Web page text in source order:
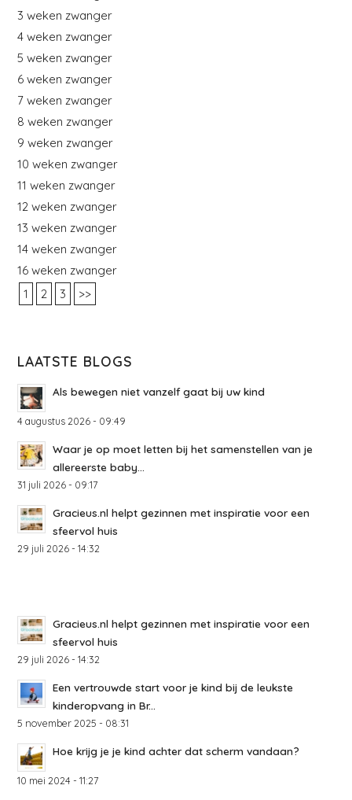
3 weken zwanger
4 weken zwanger
5 weken zwanger
6 weken zwanger
7 weken zwanger
8 weken zwanger
9 weken zwanger
10 weken zwanger
11 weken zwanger
12 weken zwanger
13 weken zwanger
14 weken zwanger
16 weken zwanger
1
2 3 >>
LAATSTE BLOGS
Als bewegen niet vanzelf gaat bij uw kind
4 augustus 2026 - 09:49
Waar je op moet letten bij het samenstellen van je
allereerste baby...
31 juli 2026 - 09:17
Gracieus.nl helpt gezinnen met inspiratie voor een
sfeervol huis
29 juli 2026 - 14:32
Gracieus.nl helpt gezinnen met inspiratie voor een
sfeervol huis
29 juli 2026 - 14:32
Een vertrouwde start voor je kind bij de leukste
kinderopvang in Br...
5 november 2025 - 08:31
Hoe krijg je je kind achter dat scherm vandaan?
10 mei 2024 - 11:27